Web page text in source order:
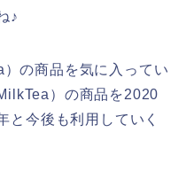
♪
の商品を気に入ってい
）の商品を2020
今後も利用していく